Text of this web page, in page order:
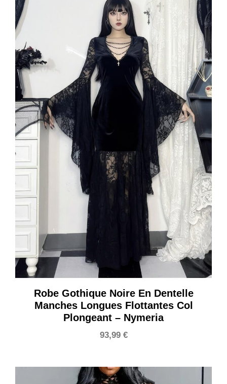
Robe Gothique Noire En Dentelle
Manches Longues Flottantes Col
Plongeant – Nymeria
93,99 €